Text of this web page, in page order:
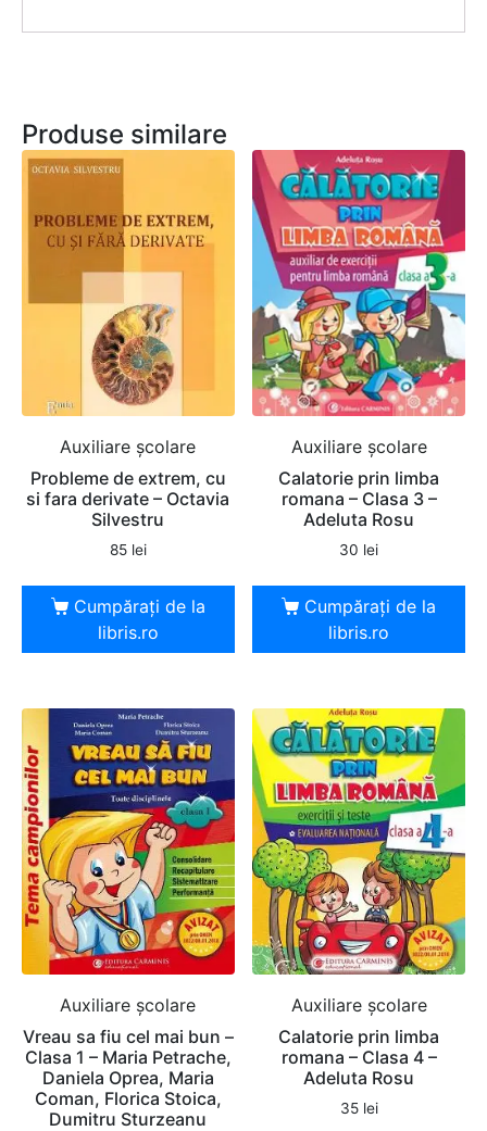
Produse similare
Auxiliare şcolare
Probleme de extrem, cu
si fara derivate – Octavia
Silvestru
85 lei
Cumpărați de la
libris.ro
Auxiliare şcolare
Calatorie prin limba
romana – Clasa 3 –
Adeluta Rosu
30 lei
Cumpărați de la
libris.ro
Auxiliare şcolare
Vreau sa fiu cel mai bun –
Clasa 1 – Maria Petrache,
Daniela Oprea, Maria
Coman, Florica Stoica,
Dumitru Sturzeanu
Auxiliare şcolare
Calatorie prin limba
romana – Clasa 4 –
Adeluta Rosu
35 lei